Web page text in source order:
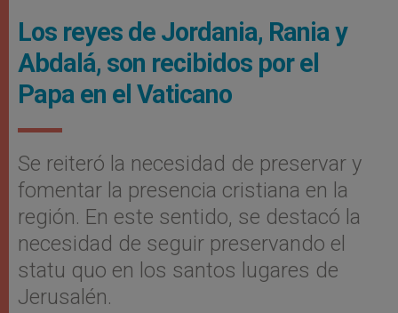
Los reyes de Jordania, Rania y
Abdalá, son recibidos por el
Papa en el Vaticano
Se reiteró la necesidad de preservar y
fomentar la presencia cristiana en la
región. En este sentido, se destacó la
necesidad de seguir preservando el
statu quo en los santos lugares de
Jerusalén.